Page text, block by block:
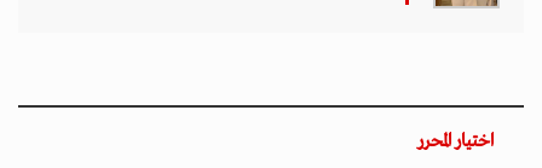
اختيار المحرر